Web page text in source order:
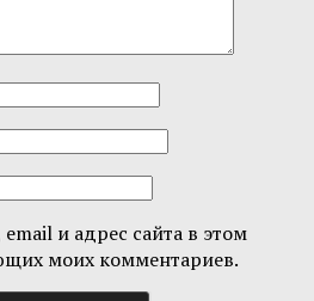
и адрес сайта в этом
моих комментариев.